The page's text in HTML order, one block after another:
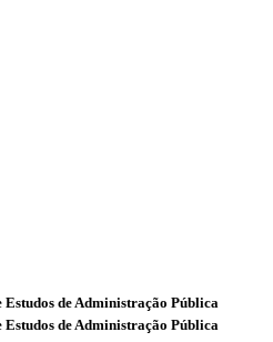
Estudos de Administração Pública
Estudos de Administração Pública